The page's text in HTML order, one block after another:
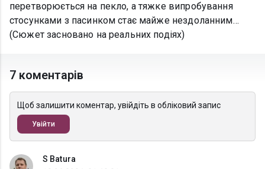
перетворюється на пекло, а тяжке випробування
стосунками з пасинком стає майже нездоланним…
(Сюжет засновано на реальних подіях)
7 коментарів
Щоб залишити коментар, увійдіть в обліковий запис
Увійти
S Batura